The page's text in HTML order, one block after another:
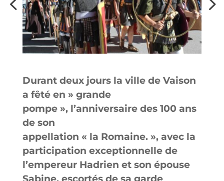
Durant deux jours la ville de Vaison
a fêté en » grande
pompe », l’anniversaire des 100 ans
de son
appellation « la Romaine. », avec la
participation exceptionnelle de
l’empereur Hadrien et son épouse
Sabine, escortés de sa garde